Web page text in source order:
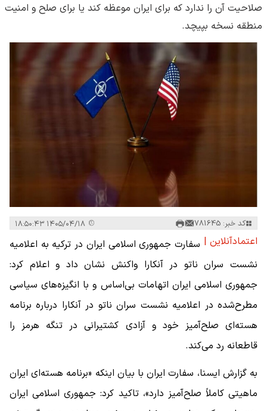
صلاحیت آن را ندارد که برای ایران موعظه کند یا برای صلح و امنیت
منطقه نسخه بپیچد.
کد خبر: 781645
اعتمادآنلاین | سفارت جمهوری اسلامی ایران در ترکیه به اعلامیه
نشست سران ناتو در آنکارا واکنش نشان داد و اعلام کرد:
جمهوری اسلامی ایران اتهامات بی‌اساس و با انگیزه‌های سیاسی
مطرح‌شده در اعلامیه نشست سران ناتو در آنکارا درباره برنامه
هسته‌ای صلح‌آمیز خود و آزادی کشتیرانی در تنگه هرمز را
قاطعانه رد می‌کند.
به گزارش ایسنا، سفارت ایران با بیان اینکه «برنامه هسته‌ای ایران
ماهیتی کاملاً صلح‌آمیز دارد»، تاکید کرد: جمهوری اسلامی ایران